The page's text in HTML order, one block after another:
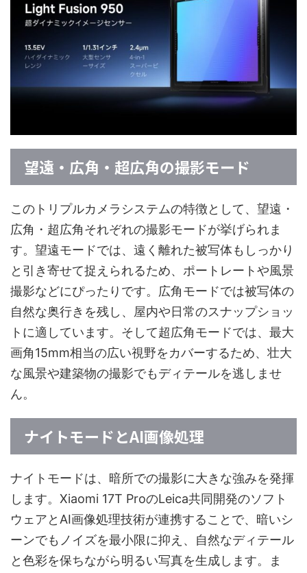
望遠・広角・超広角の撮影モード
このトリプルカメラシステムの特徴として、望遠・
広角・超広角それぞれの撮影モードが挙げられま
す。望遠モードでは、遠く離れた被写体もしっかり
と引き寄せて捉えられるため、ポートレートや風景
撮影などにぴったりです。広角モードでは被写体の
自然な奥行きを残し、屋内や日常のスナップショッ
トに適しています。そして超広角モードでは、最大
画角15mm相当の広い視野をカバーするため、壮大
な風景や建築物の撮影でもディテールを逃しませ
ん。
ナイトモードとAI画像処理
ナイトモードは、暗所での撮影に大きな強みを発揮
します。Xiaomi 17T ProのLeica共同開発のソフト
ウェアとAI画像処理技術が連携することで、暗いシ
ーンでもノイズを最小限に抑え、自然なディテール
と色彩を保ちながら明るい写真を生成します。ま